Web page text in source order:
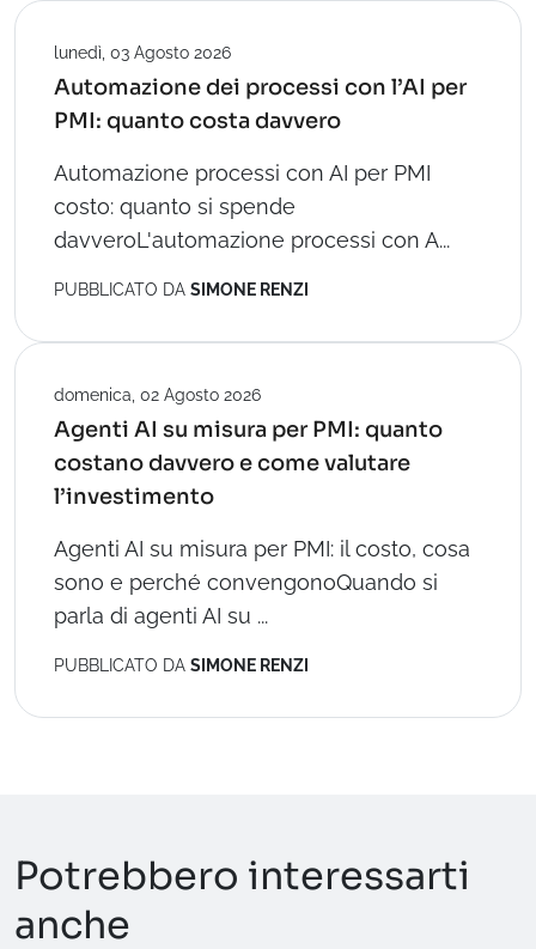
lunedì, 03 Agosto 2026
Automazione dei processi con l’AI per
PMI: quanto costa davvero
Automazione processi con AI per PMI
costo: quanto si spende
davveroL'automazione processi con A...
PUBBLICATO DA SIMONE RENZI
domenica, 02 Agosto 2026
Agenti AI su misura per PMI: quanto
costano davvero e come valutare
l’investimento
Agenti AI su misura per PMI: il costo, cosa
sono e perché convengonoQuando si
parla di agenti AI su ...
PUBBLICATO DA SIMONE RENZI
Potrebbero interessarti
anche